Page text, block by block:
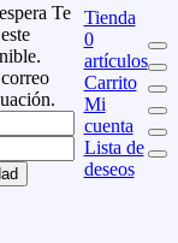
Te
Tienda
0
artículos
Carrito
Mi
cuenta
Lista de
deseos